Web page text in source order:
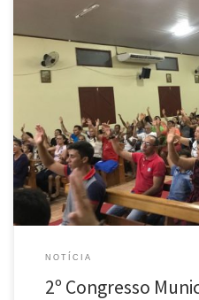
Nos dias 16, 17 e 18 de novembro
Marechal Thaumaturgo/AC o 2°
Carismática Católica. O evento
ribeirinhos de vários lugares, o
pregações, confissões e um grande
NOTÍCIA
2º Congresso